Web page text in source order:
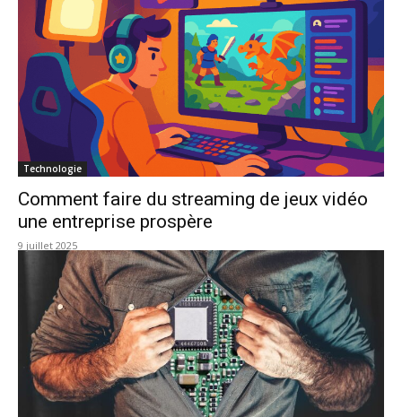
Technologie
Comment faire du streaming de jeux vidéo
une entreprise prospère
9 juillet 2025